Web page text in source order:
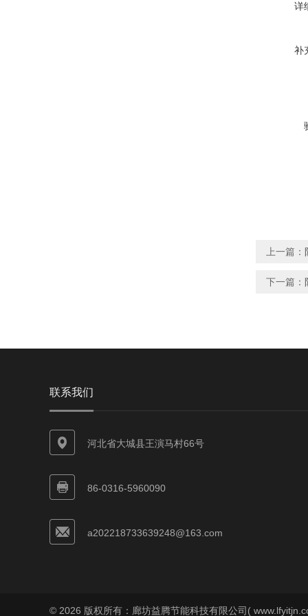
详
补
上一篇：
下一篇：
联系我们
河北省大城县王演马村66号
86-0316-5960090
a202218733639248@163.com
© 2026 版权所有：廊坊益腾节能科技有限公司(